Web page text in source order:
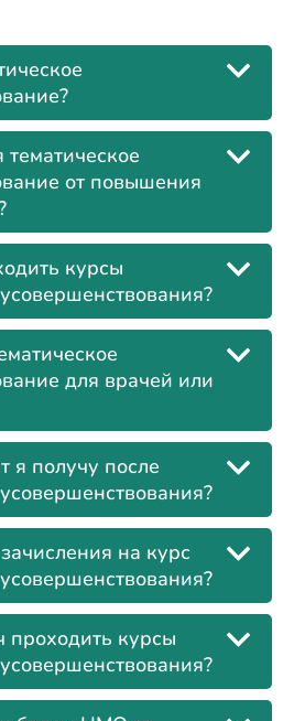
тематическое
от повышения
курсы
для врачей или
я получу после
на курс
проходить курсы